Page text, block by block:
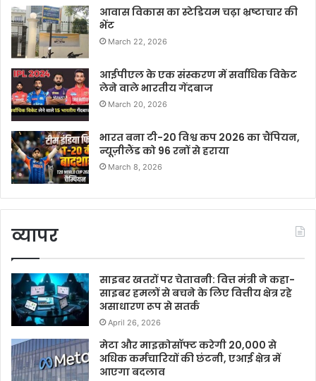
आवास विकास का स्टेडियम चढ़ा भ्रष्टाचार की
भेंट
March 22, 2026
आईपीएल के एक संस्करण में सर्वाधिक विकेट
लेने वाले भारतीय गेंदबाज
March 20, 2026
भारत बना टी-20 विश्व कप 2026 का चैंपियन,
न्यूज़ीलैंड को 96 रनों से हराया
March 8, 2026
व्यापर
साइबर खतरों पर चेतावनी: वित्त मंत्री ने कहा-
साइबर हमलों से बचने के लिए वित्तीय क्षेत्र रहे
असाधारण रूप से सतर्क
April 26, 2026
मेटा और माइक्रोसॉफ्ट करेगी 20,000 से
अधिक कर्मचारियों की छंटनी, एआई क्षेत्र में
आएगा बदलाव